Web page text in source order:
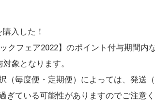
入した！
クフェア2022】のポイント付与期間内
象となります。
（毎度便・定期便）によっては、発送
ぎている可能性がありますのでご注意く